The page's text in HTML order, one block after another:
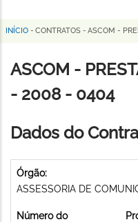
Horizonte
Trilha
de
navegação
INÍCIO - CONTRATOS - ASCOM -
ASCOM -
- 2008 - 0404
Dados do
Órgão:
ASSESSORIA DE
Número do